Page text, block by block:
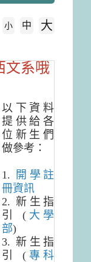
小 中 大
文系哦
以下資料
提供給各
位新生們
做參考：
1.
開學註
冊資訊
2. 新生指
引 (大學
部)
3. 新生指
引 (專科